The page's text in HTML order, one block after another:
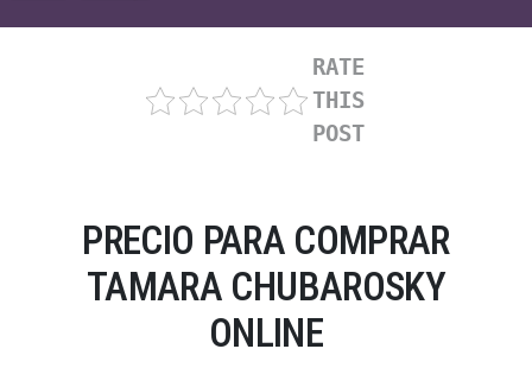
RATE
THIS
POST
PRECIO PARA COMPRAR
TAMARA CHUBAROSKY
ONLINE